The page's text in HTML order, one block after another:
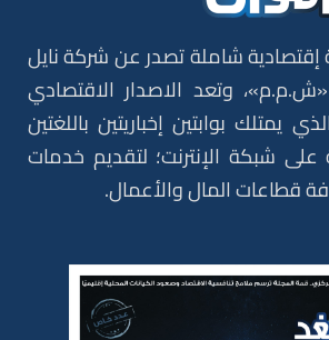
إقتصادية شاملة تصدر عن شركة نايل
وتعد الاصدار الاقتصادي
يمتلك بوابتين إخباريتين باللغتين
على شبكة الإنترنت؛ لتقديم خدمات
قطاعات المال والأعمال.